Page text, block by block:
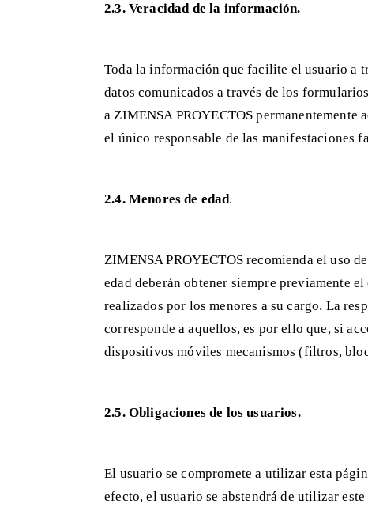
2.3. Veracidad de la información.
Toda la información que facilite el usuario a
datos comunicados a través de los
a ZIMENSA PROYECTOS permanentemente
el único responsable de las manifestaciones
2.4. Menores de edad.
ZIMENSA PROYECTOS recomienda el uso
edad deberán obtener siempre previamente
realizados por los menores a su cargo. La
corresponde a aquellos, es por ello que, si
dispositivos móviles mecanismos (filtros,
2.5. Obligaciones de los usuarios.
El usuario se compromete a utilizar esta
efecto, el usuario se abstendrá de utilizar